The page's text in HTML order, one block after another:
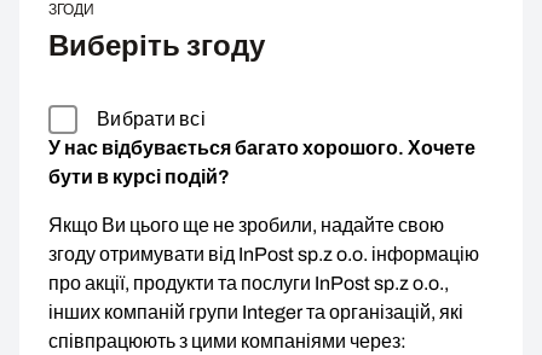
ЗГОДИ
Виберіть згоду
Вибрати всі
У нас відбувається багато хорошого. Хочете
бути в курсі подій?
Якщо Ви цього ще не зробили, надайте свою
згоду отримувати від InPost sp.z o.o. інформацію
про акції, продукти та послуги InPost sp.z o.o.,
інших компаній групи Integer та організацій, які
співпрацюють з цими компаніями через: